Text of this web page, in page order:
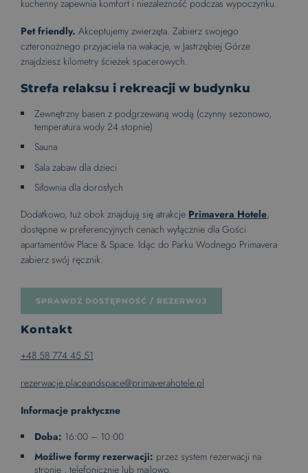
kuchenny zapewnia komfort i niezależność podczas wypoczynku.
Pet friendly. Akceptujemy zwierzęta. Zabierz swojego
czteronożnego przyjaciela na wakacje, w Jastrzębiej Górze
znajdziesz kilometry ścieżek spacerowych.
Strefa relaksu i rekreacji w budynku
Zewnętrzny basen z podgrzewaną wodą (czynny sezonowo,
temperatura wody 24 stopnie)
Sauna
Sala zabaw dla dzieci
Siłownia dla dorosłych
Dodatkowo, tuż obok znajdują się atrakcje Primavera Hotele,
dostępne w preferencyjnych cenach wyłącznie dla Gości
apartamentów Place & Space. Idąc do Parku Wodnego Primavera
zabierz swój ręcznik.
SPRAWDŹ DOSTĘPNOŚĆ / REZERWUJ
Kontakt
+48 58 774 45 51
rezerwacje.placeandspace@primaverahotele.pl
Informacje praktyczne
Doba: 16:00 – 10:00
Możliwe formy rezerwacji: przez system rezerwacji na
stronie , telefonicznie lub mailowo.